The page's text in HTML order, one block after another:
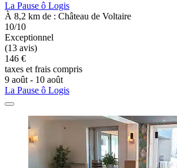
La Pause ô Logis
À 8,2 km de : Château de Voltaire
10/10
Exceptionnel
(13 avis)
146 €
taxes et frais compris
9 août - 10 août
La Pause ô Logis